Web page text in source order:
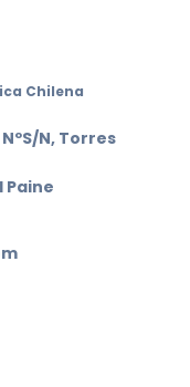
Chilena
N, Torres
Paine